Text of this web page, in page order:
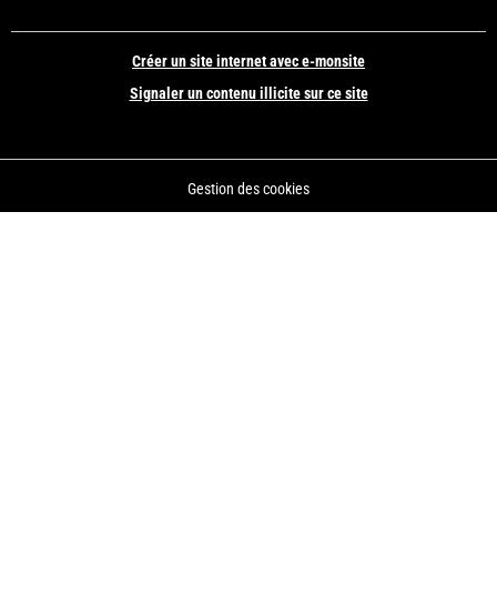
Créer un site internet avec e-monsite
Signaler un contenu illicite sur ce site
Gestion des cookies